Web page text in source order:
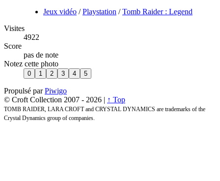
Jeux vidéo /Playstation /Tomb Raider : Legend
Visites
4922
Score
pas de note
Notez cette photo
Propulsé parPiwigo
© Croft Collection 2007 - 2026 | ↑ Top
TOMB RAIDER, LARA CROFT and CRYSTAL DYNAMICS are trademarks of the
Crystal Dynamics group of companies.